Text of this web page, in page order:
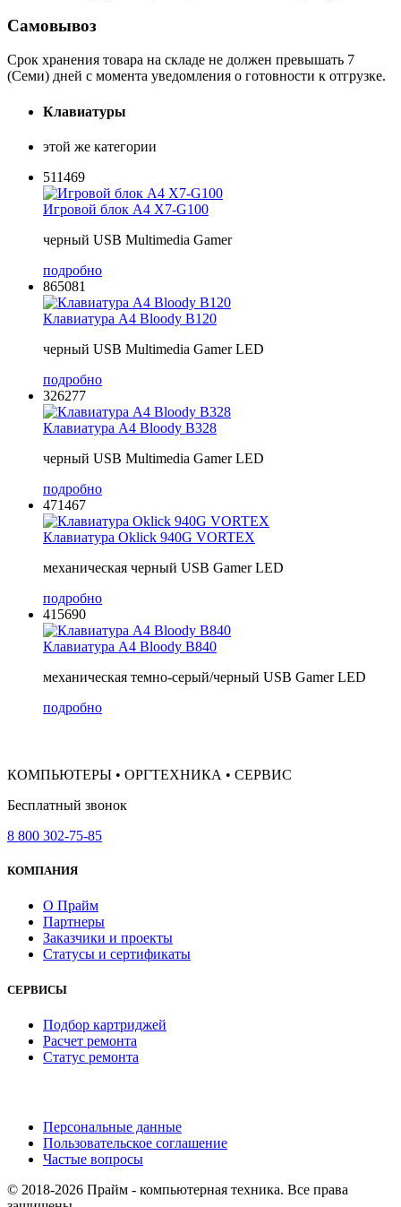
Самовывоз
Срок хранения товара на складе не должен превышать 7
(Семи) дней с момента уведомления о готовности к отгрузке.
Клавиатуры
этой же категории
511469
Игровой блок A4 X7-G100
черный USB Multimedia Gamer
подробно
865081
Клавиатура A4 Bloody B120
черный USB Multimedia Gamer LED
подробно
326277
Клавиатура A4 Bloody B328
черный USB Multimedia Gamer LED
подробно
471467
Клавиатура Oklick 940G VORTEX
механическая черный USB Gamer LED
подробно
415690
Клавиатура A4 Bloody B840
механическая темно-серый/черный USB Gamer LED
подробно
КОМПЬЮТЕРЫ • ОРГТЕХНИКА • СЕРВИС
Бесплатный звонок
8 800 302-75-85
КОМПАНИЯ
О Прайм
Партнеры
Заказчики и проекты
Статусы и сертификаты
СЕРВИСЫ
Подбор картриджей
Расчет ремонта
Статус ремонта
Персональные данные
Пользовательское соглашение
Частые вопросы
© 2018-2026 Прайм - компьютерная техника. Все права